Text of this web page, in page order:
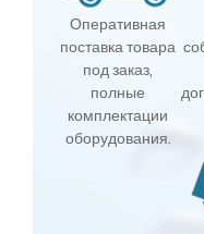
Оперативная
поставка товара
под заказ,
полные
комплектации
оборудования.